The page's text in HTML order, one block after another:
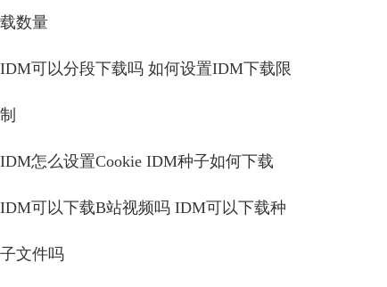
载数量
IDM可以分段下载吗 如何设置IDM下载限
制
IDM怎么设置Cookie IDM种子如何下载
IDM可以下载B站视频吗 IDM可以下载种
子文件吗